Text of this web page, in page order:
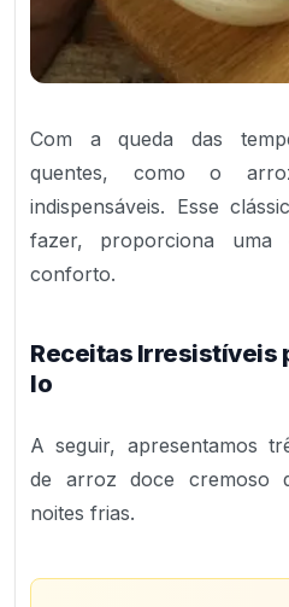
Com a queda das
quentes, como o
indispensáveis. Esse
fazer, proporciona uma
conforto.
Receitas Irresistíveis
lo
A seguir, apresentamos
de arroz doce cremoso
noites frias.